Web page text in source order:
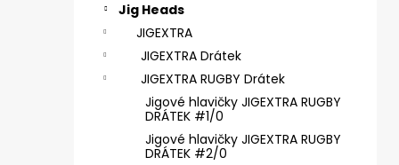
Jig Heads
JIGEXTRA
JIGEXTRA Drátek
JIGEXTRA RUGBY Drátek
Jigové hlavičky JIGEXTRA RUGBY
DRÁTEK #1/0
Jigové hlavičky JIGEXTRA RUGBY
DRÁTEK #2/0
SICKLE #6 - 5 KS, 4 G